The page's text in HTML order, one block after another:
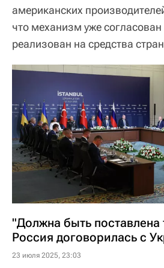
американских
что механизм уже согласован
реализован на средства
"Должна быть
Россия договорилась с
23 июля 2025, 23:03